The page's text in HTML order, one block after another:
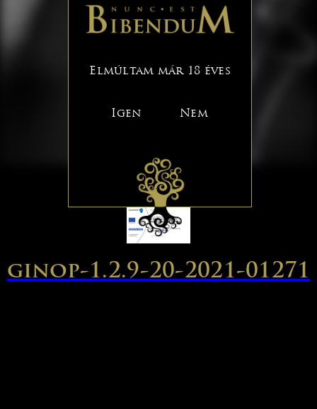
Elmúltam már 18 éves
Igen Nem
ginop-1.2.9-20-2021-01271